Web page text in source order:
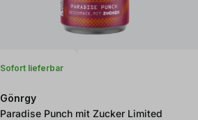
Sofort lieferbar
Gönrgy
Paradise Punch mit Zucker Limited